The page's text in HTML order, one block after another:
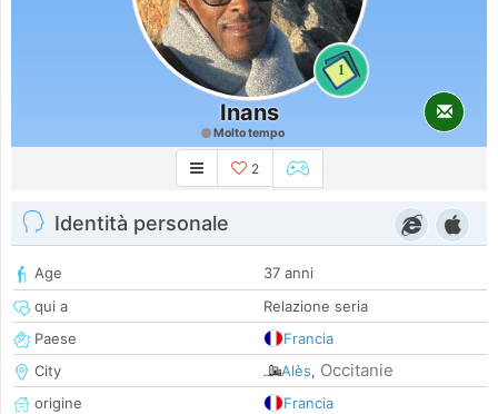
1
Inans
Molto tempo
2
Identità personale
Age
37 anni
qui a
Relazione seria
Paese
Francia
City
Alès, Occitanie
origine
Francia